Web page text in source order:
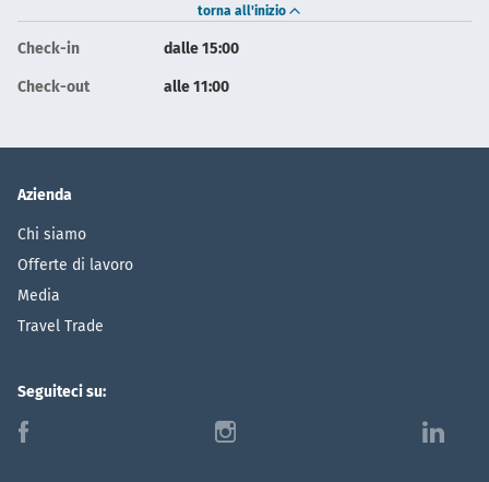
torna all'inizio
Check-in dalle 15:00
Check-out alle 11:00
Azienda
Chi siamo
Offerte di lavoro
Media
Travel Trade
Seguiteci su:
f i l